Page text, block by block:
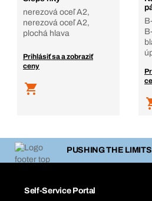
nerezová oceľ A2,
nerezová oceľ A2,
plochá hlava
Prihlásiť sa a zobraziť
ceny
PUSHING THE
Self-Service Portal